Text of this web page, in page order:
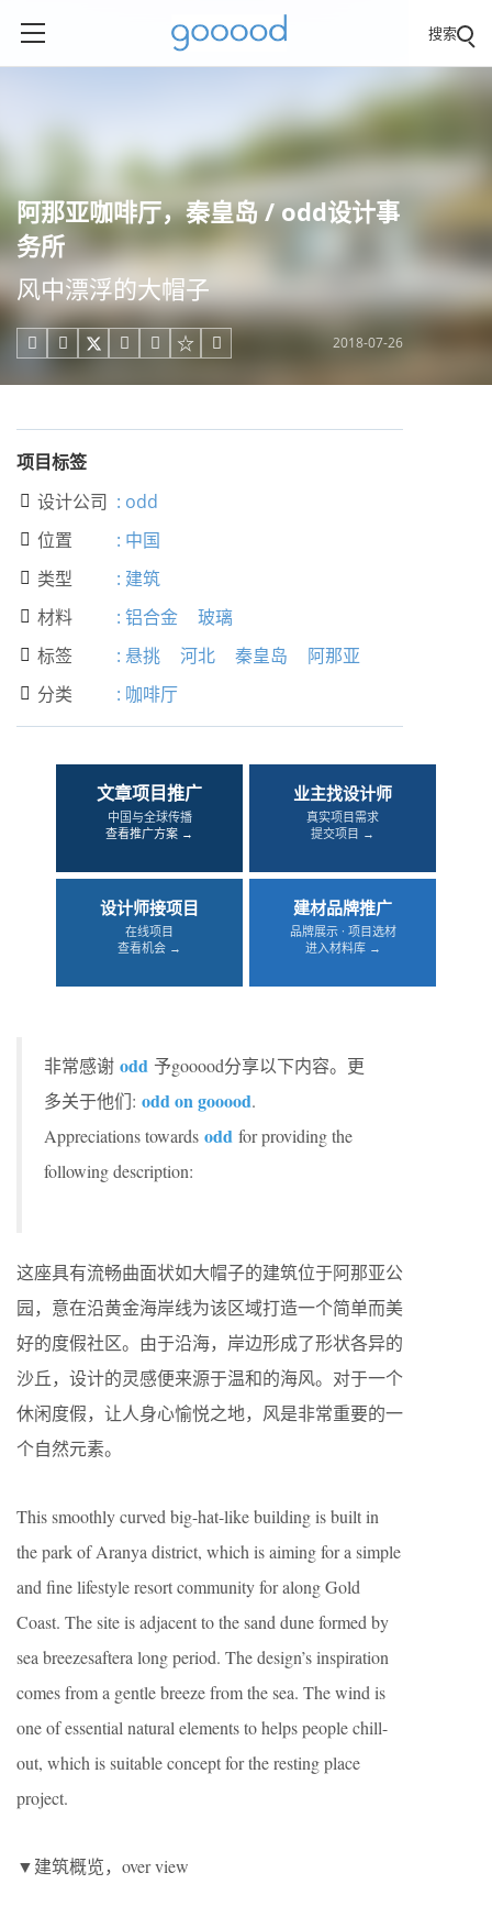
搜索
阿那亚咖啡厅，秦皇岛 / odd设计事
务所
风中漂浮的大帽子
     2018-07-26
项目标签
 设计公司 : odd
 位置 : 中国
 类型 : 建筑
 材料 : 铝合金 玻璃
 标签 : 悬挑 河北 秦皇岛 阿那亚
 分类 : 咖啡厅
文章项目推广
中国与全球传播
查看推广方案 →
业主找设计师
真实项目需求
提交项目 →
设计师接项目
在线项目
查看机会 →
建材品牌推广
品牌展示 · 项目选材
进入材料库 →
非常感谢 odd 予gooood分享以下内容。更
多关于他们: odd on gooood.
Appreciations towards odd for providing the
following description:
这座具有流畅曲面状如大帽子的建筑位于阿那亚公
园，意在沿黄金海岸线为该区域打造一个简单而美
好的度假社区。由于沿海，岸边形成了形状各异的
沙丘，设计的灵感便来源于温和的海风。对于一个
休闲度假，让人身心愉悦之地，风是非常重要的一
个自然元素。
This smoothly curved big-hat-like building is built in
the park of Aranya district, which is aiming for a simple
and fine lifestyle resort community for along Gold
Coast. The site is adjacent to the sand dune formed by
sea breezesaftera long period. The design’s inspiration
comes from a gentle breeze from the sea. The wind is
one of essential natural elements to helps people chill-
out, which is suitable concept for the resting place
project.
▼建筑概览，over view